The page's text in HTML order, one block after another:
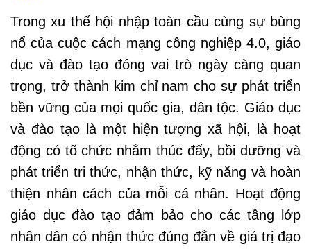
Trong xu thế hội nhập toàn cầu cùng sự bùng
nổ của cuộc cách mạng công nghiệp 4.0, giáo
dục và đào tạo đóng vai trò ngày càng quan
trọng, trở thành kim chỉ nam cho sự phát triển
bền vững của mọi quốc gia, dân tộc. Giáo dục
và đào tạo là một hiện tượng xã hội, là hoạt
động có tổ chức nhằm thúc đẩy, bồi dưỡng và
phát triển tri thức, nhận thức, kỹ năng và hoàn
thiện nhân cách của mỗi cá nhân. Hoạt động
giáo dục đào tạo đảm bảo cho các tầng lớp
nhân dân có nhận thức đúng đắn về giá trị đạo